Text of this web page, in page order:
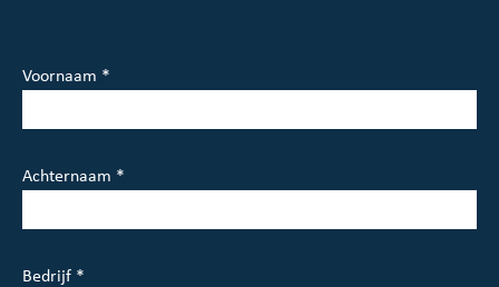
Voornaam *
Achternaam *
Bedrijf *